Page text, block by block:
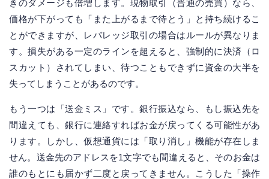
きのダメージも倍増します。現物取引（普通の売買）なら、
価格が下がっても「また上がるまで待とう」と持ち続けるこ
とができますが、レバレッジ取引の場合はルールが異なりま
す。損失がある一定のラインを超えると、強制的に決済（ロ
スカット）されてしまい、待つこともできずに資金の大半を
失ってしまうことがあるのです。
もう一つは「送金ミス」です。銀行振込なら、もし振込先を
間違えても、銀行に連絡すればお金が戻ってくる可能性があ
ります。しかし、仮想通貨には「取り消し」機能が存在しま
せん。送金先のアドレスを1文字でも間違えると、そのお金は
誰のもとにも届かず二度と戻ってきません。こうした「操作